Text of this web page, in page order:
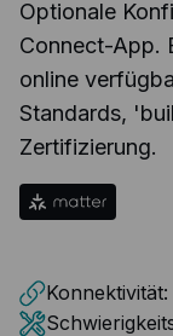
Optionale
Connect-App.
online
Standards,
Zertifizierung.
Konnektivität: